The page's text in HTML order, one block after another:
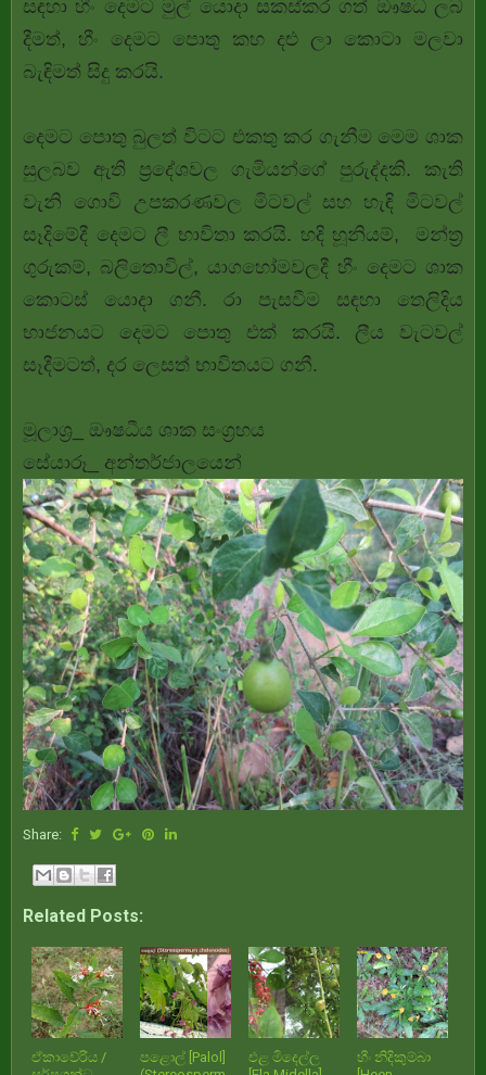
සඳහා හීං දෙමට මුල් යොදා සකස්කර ගත් ඖෂධ ලබ
දීමත්, හීං දෙමට පොතු කහ දළු ලා කොටා මලවා
බැඳිමත් සිදු කරයි.
දෙමට පොතු බුලත් විටට එකතු කර ගැනීම මෙම ශාක
සුලබව ඇති ප්‍රදේශවල ගැමියන්ගේ පුරුද්දකි. කැති
වැනි ගොවි උපකරණවල මිටවල් සහ හැඳි මිටවල්
සෑදිමේදී දෙමට ලී භාවිතා කරයි. හදි හූනියම්, මන්ත්‍ර
ගුරුකම්, බලිතොවිල්, යාගහෝමවලදී හීං දෙමට ශාක
කොටස් යොදා ගනී. රා පැසවීම සඳහා තෙලිදිය
භාජනයට දෙමට පොතු එක් කරයි. ලීය වැටවල්
සෑදීමටත්, දර ලෙසත් භාවිතයට ගනී.
මූලාශ්‍ර_ ඖෂධීය ශාක සංග්‍රහය
සේයාරූ_ අන්තර්ජාලයෙන්
Share:
Related Posts:
ඒකාවේරිය /
පළොල් [Palol]
එළ මිදෙල්ල
හීං නිදිකුම්බා